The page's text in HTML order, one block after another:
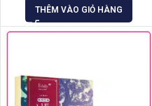
THÊM VÀO GIỎ HÀNG